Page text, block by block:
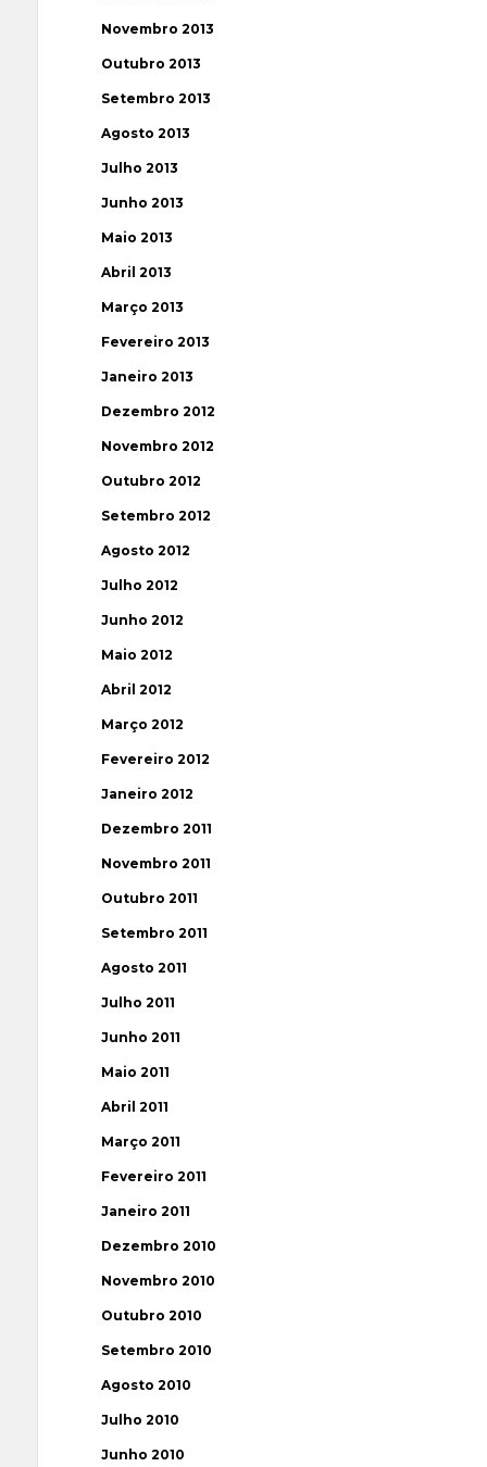
Novembro 2013
Outubro 2013
Setembro 2013
Agosto 2013
Julho 2013
Junho 2013
Maio 2013
Abril 2013
Março 2013
Fevereiro 2013
Janeiro 2013
Dezembro 2012
Novembro 2012
Outubro 2012
Setembro 2012
Agosto 2012
Julho 2012
Junho 2012
Maio 2012
Abril 2012
Março 2012
Fevereiro 2012
Janeiro 2012
Dezembro 2011
Novembro 2011
Outubro 2011
Setembro 2011
Agosto 2011
Julho 2011
Junho 2011
Maio 2011
Abril 2011
Março 2011
Fevereiro 2011
Janeiro 2011
Dezembro 2010
Novembro 2010
Outubro 2010
Setembro 2010
Agosto 2010
Julho 2010
Junho 2010